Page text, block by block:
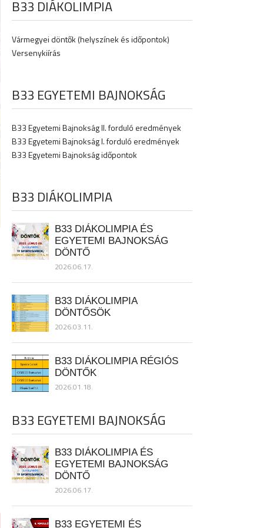
B33 DIÁKOLIMPIA
Vármegyei döntők (helyszínek és időpontok)
Versenykiírás
B33 EGYETEMI BAJNOKSÁG
B33 Egyetemi Bajnokság II. forduló eredmények
B33 Egyetemi Bajnokság I. forduló eredmények
B33 Egyetemi Bajnokság időpontok
B33 DIÁKOLIMPIA
B33 DIÁKOLIMPIA ÉS
EGYETEMI BAJNOKSÁG
DÖNTŐ
2026.06.17.
B33 DIÁKOLIMPIA
DÖNTŐSÖK
2026.03.11.
B33 DIÁKOLIMPIA RÉGIÓS
DÖNTŐK
2026.01.18.
B33 EGYETEMI BAJNOKSÁG
B33 DIÁKOLIMPIA ÉS
EGYETEMI BAJNOKSÁG
DÖNTŐ
2026.06.17.
B33 EGYETEMI ÉS